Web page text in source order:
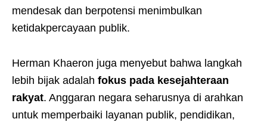
mendesak dan berpotensi menimbulkan
ketidakpercayaan publik.
Herman Khaeron juga menyebut bahwa langkah
lebih bijak adalah fokus pada kesejahteraan
rakyat. Anggaran negara seharusnya di arahkan
untuk memperbaiki layanan publik, pendidikan,